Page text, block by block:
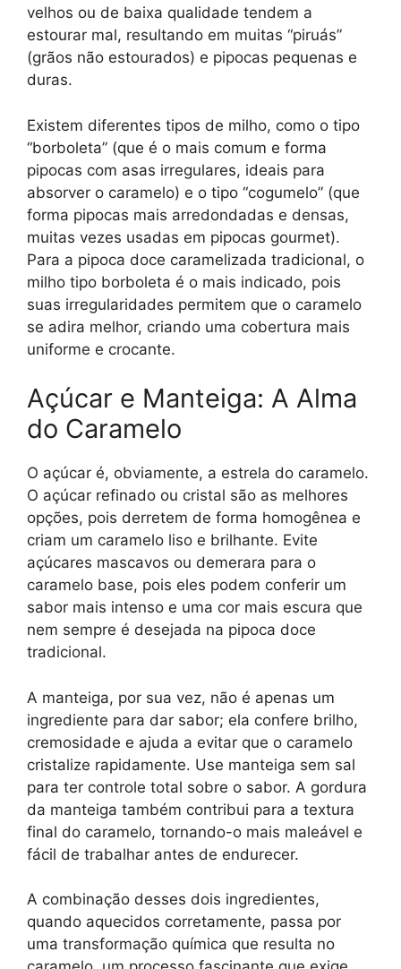
velhos ou de baixa qualidade tendem a
estourar mal, resultando em muitas “piruás”
(grãos não estourados) e pipocas pequenas e
duras.
Existem diferentes tipos de milho, como o tipo
“borboleta” (que é o mais comum e forma
pipocas com asas irregulares, ideais para
absorver o caramelo) e o tipo “cogumelo” (que
forma pipocas mais arredondadas e densas,
muitas vezes usadas em pipocas gourmet).
Para a pipoca doce caramelizada tradicional, o
milho tipo borboleta é o mais indicado, pois
suas irregularidades permitem que o caramelo
se adira melhor, criando uma cobertura mais
uniforme e crocante.
Açúcar e Manteiga: A Alma
do Caramelo
O açúcar é, obviamente, a estrela do caramelo.
O açúcar refinado ou cristal são as melhores
opções, pois derretem de forma homogênea e
criam um caramelo liso e brilhante. Evite
açúcares mascavos ou demerara para o
caramelo base, pois eles podem conferir um
sabor mais intenso e uma cor mais escura que
nem sempre é desejada na pipoca doce
tradicional.
A manteiga, por sua vez, não é apenas um
ingrediente para dar sabor; ela confere brilho,
cremosidade e ajuda a evitar que o caramelo
cristalize rapidamente. Use manteiga sem sal
para ter controle total sobre o sabor. A gordura
da manteiga também contribui para a textura
final do caramelo, tornando-o mais maleável e
fácil de trabalhar antes de endurecer.
A combinação desses dois ingredientes,
quando aquecidos corretamente, passa por
uma transformação química que resulta no